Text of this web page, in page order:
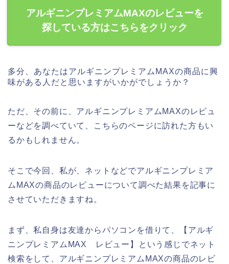
アルギニンプレミアムMAXのレビューを
探している方はこちらをクリック
多分、あなたはアルギニンプレミアムMAXの商品に興
味がある人だと思いますがいかがでしょうか？
ただ、その前に、アルギニンプレミアムMAXのレビュ
ーなどを調べていて、こちらのページに訪れた方もい
るかもしれません。
そこで今回、私が、ネットなどでアルギニンプレミア
ムMAXの商品のレビューについて調べた結果を記事に
させていただきますね。
まず、私自身は友達からパソコンを借りて、【アルギ
ニンプレミアムMAX レビュー】という感じでネット
検索をして、アルギニンプレミアムMAXの商品のレビ